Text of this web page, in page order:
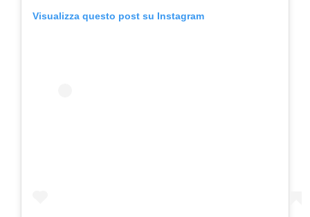
Visualizza questo post su Instagram